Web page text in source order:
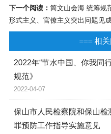
下一个阅读： 简文山会海 统筹规
形式主义、官僚主义突出问题见
=== 相
2022年“节水中国、你我
规范》
2022-04-07
保山市人民检察院和保山
罪预防工作指导实施意见